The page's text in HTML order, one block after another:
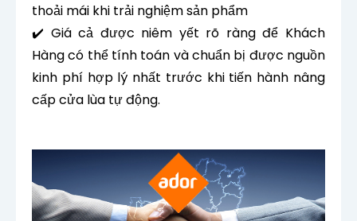
thoải mái khi trải nghiệm sản phẩm
✔️ Giá cả được niêm yết rõ ràng để Khách
Hàng có thể tính toán và chuẩn bị được nguồn
kinh phí hợp lý nhất trước khi tiến hành nâng
cấp cửa lùa tự động.